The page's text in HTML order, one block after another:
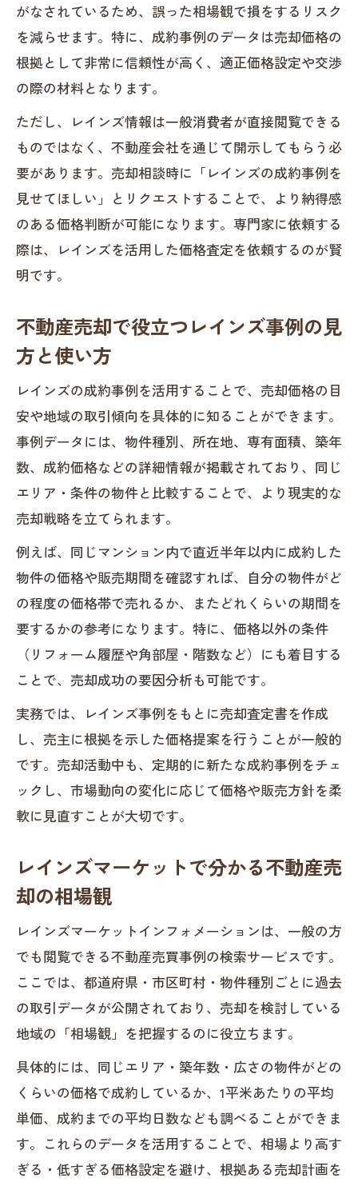
がなされているため、誤った相場観で損をするリスク
を減らせます。特に、成約事例のデータは売却価格の
根拠として非常に信頼性が高く、適正価格設定や交渉
の際の材料となります。
ただし、レインズ情報は一般消費者が直接閲覧できる
ものではなく、不動産会社を通じて開示してもらう必
要があります。売却相談時に「レインズの成約事例を
見せてほしい」とリクエストすることで、より納得感
のある価格判断が可能になります。専門家に依頼する
際は、レインズを活用した価格査定を依頼するのが賢
明です。
不動産売却で役立つレインズ事例の見
方と使い方
レインズの成約事例を活用することで、売却価格の目
安や地域の取引傾向を具体的に知ることができます。
事例データには、物件種別、所在地、専有面積、築年
数、成約価格などの詳細情報が掲載されており、同じ
エリア・条件の物件と比較することで、より現実的な
売却戦略を立てられます。
例えば、同じマンション内で直近半年以内に成約した
物件の価格や販売期間を確認すれば、自分の物件がど
の程度の価格帯で売れるか、またどれくらいの期間を
要するかの参考になります。特に、価格以外の条件
（リフォーム履歴や角部屋・階数など）にも着目する
ことで、売却成功の要因分析も可能です。
実務では、レインズ事例をもとに売却査定書を作成
し、売主に根拠を示した価格提案を行うことが一般的
です。売却活動中も、定期的に新たな成約事例をチェ
ックし、市場動向の変化に応じて価格や販売方針を柔
軟に見直すことが大切です。
レインズマーケットで分かる不動産売
却の相場観
レインズマーケットインフォメーションは、一般の方
でも閲覧できる不動産売買事例の検索サービスです。
ここでは、都道府県・市区町村・物件種別ごとに過去
の取引データが公開されており、売却を検討している
地域の「相場観」を把握するのに役立ちます。
具体的には、同じエリア・築年数・広さの物件がどの
くらいの価格で成約しているか、1平米あたりの平均
単価、成約までの平均日数なども調べることができま
す。これらのデータを活用することで、相場より高す
ぎる・低すぎる価格設定を避け、根拠ある売却計画を